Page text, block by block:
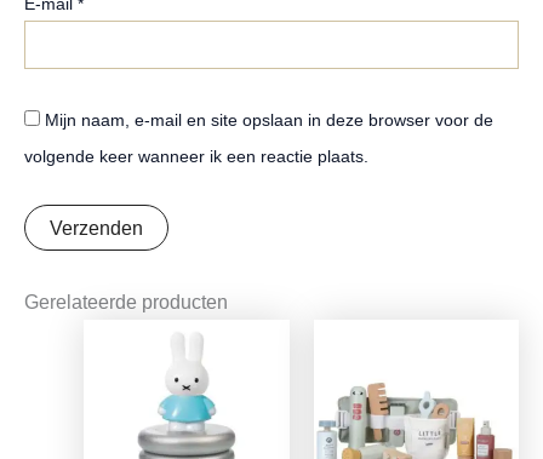
Mijn naam, e-mail en site opslaan in deze browser voor de
volgende keer wanneer ik een reactie plaats.
Gerelateerde producten
€29,99.€23,69.